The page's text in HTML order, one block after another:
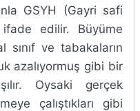
GSYH (Gayri safi
ifade edilir. Büyüme
sınıf ve tabakaların
azalıyormuş gibi bir
Oysaki gerçek
çalıştıkları gibi